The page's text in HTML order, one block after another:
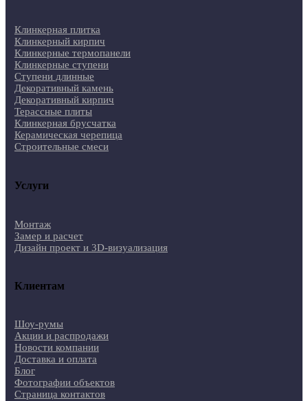
Клинкерная плитка
Клинкерный кирпич
Клинкерные термопанели
Клинкерные ступени
Ступени длинные
Декоративный камень
Декоративный кирпич
Терассные плиты
Клинкерная брусчатка
Керамическая черепица
Строительные смеси
Услуги
Монтаж
Замер и расчет
Дизайн проект и 3D-визуализация
Клиентам
Шоу-румы
Акции и распродажи
Новости компании
Доставка и оплата
Блог
Фотографии объектов
Страница контактов